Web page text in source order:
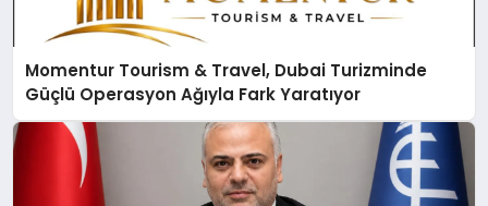
Momentur Tourism & Travel, Dubai Turizminde
Güçlü Operasyon Ağıyla Fark Yaratıyor